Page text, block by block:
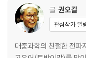
글 권오길
관심작가 알
대중과학의 친절한 전파